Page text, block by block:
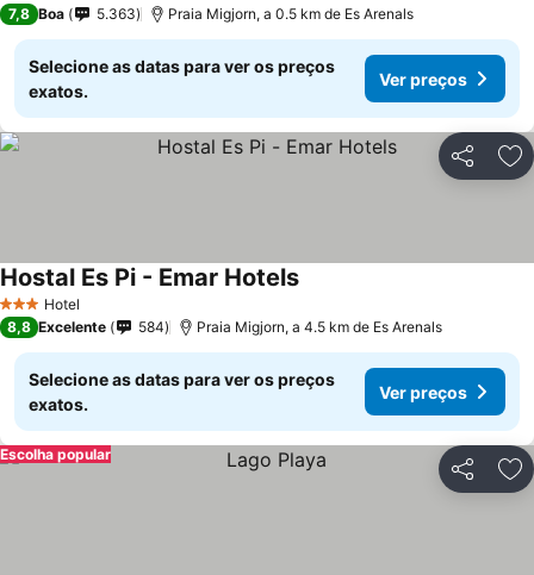
7,8 Boa 5.363 Praia Migjorn, a 0.5 km de Es Arenals
Selecione as datas para ver os preços
exatos.
Ver preços
Partilhar
3 EstrelasHotel
Hostal Es Pi - Emar Hotels
8,8 Excelente 584 Praia Migjorn, a 4.5 km de Es Arenals
Selecione as datas para ver os preços
exatos.
Ver preços
Partilhar
Escolha popular